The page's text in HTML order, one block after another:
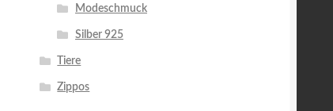
Modeschmuck
Silber 925
Tiere
Zippos